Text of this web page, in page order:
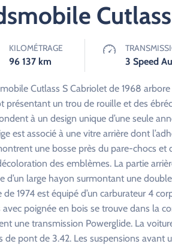
KILOMÉTRAGE
96 137 km
Cutlass S Cabriolet de 1968
présentant un trou de rouille et des
à un design unique d’une seule
est associé à une vitre arrière dont
une bosse près du pare-chocs et
des emblèmes. La partie
d’un large hayon surmontant une
de 1974 est équipé d’un carburateur 4
avec poignée en bois se trouve dans la
une transmission Powerglide. La
de pont de 3.42. Les suspensions avant